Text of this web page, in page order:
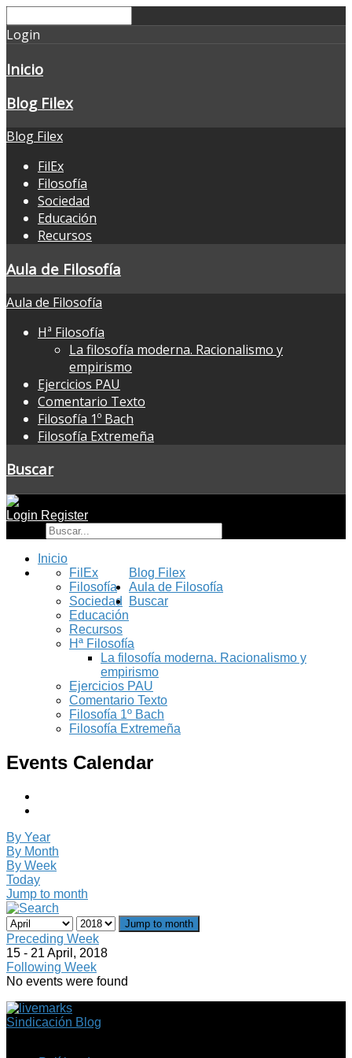
Login
Inicio
Blog Filex
Blog Filex
FilEx
Filosofía
Sociedad
Educación
Recursos
Aula de Filosofía
Aula de Filosofía
Hª Filosofía
La filosofía moderna. Racionalismo y
empirismo
Ejercicios PAU
Comentario Texto
Filosofía 1º Bach
Filosofía Extremeña
Buscar
Login Register
Inicio
Blog Filex
FilEx
Filosofía
Sociedad
Educación
Recursos
Aula de Filosofía
Hª Filosofía
La filosofía moderna. Racionalismo y
empirismo
Ejercicios PAU
Comentario Texto
Filosofía 1º Bach
Filosofía Extremeña
Buscar
Events Calendar
By Year
By Month
By Week
Today
Jump to month
Jump to month
Preceding Week
15 - 21 April, 2018
Following Week
No events were found
Sindicación Blog